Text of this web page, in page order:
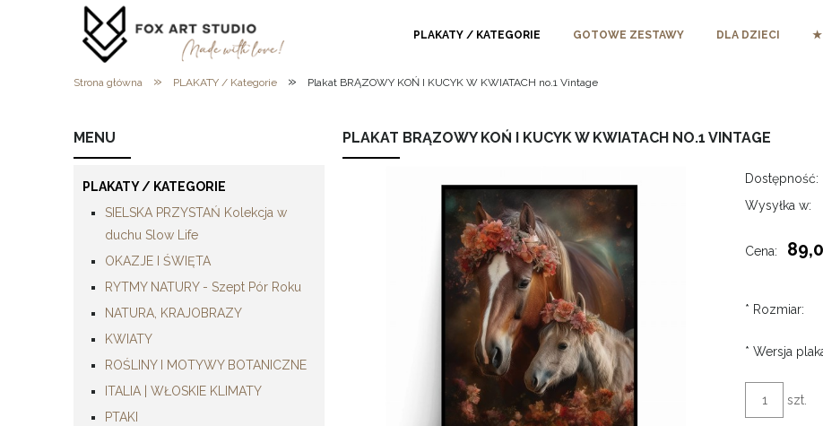
PLAKATY / KATEGORIE GOTOWE ZESTAWY DLA DZIECI ★
Strona główna » PLAKATY / Kategorie » Plakat BRĄZOWY KOŃ I KUCYK W KWIATACH no.1 Vintage
MENU
PLAKATY / KATEGORIE
SIELSKA PRZYSTAŃ Kolekcja w
duchu Slow Life
OKAZJE I ŚWIĘTA
RYTMY NATURY - Szept Pór Roku
NATURA, KRAJOBRAZY
KWIATY
ROŚLINY I MOTYWY BOTANICZNE
ITALIA | WŁOSKIE KLIMATY
PTAKI
PLAKAT BRĄZOWY KOŃ I KUCYK W KWIATACH NO.1 VINTAGE
Dostępność:
Wysyłka w:
Cena:
* Rozmiar:
* Wersja
szt.